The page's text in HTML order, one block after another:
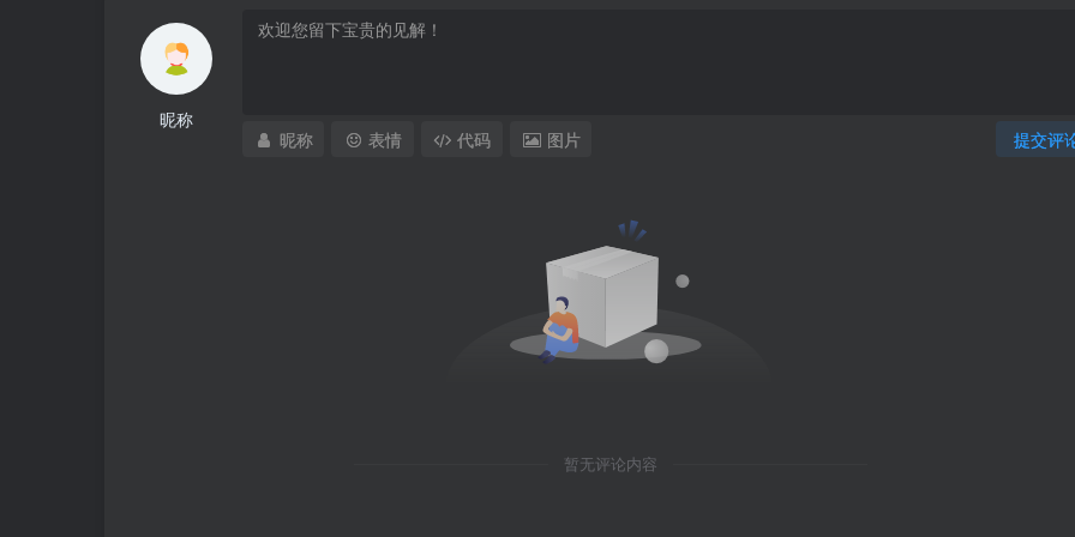
昵称
提交评
昵称 表情 代码 图片
暂无评论内容